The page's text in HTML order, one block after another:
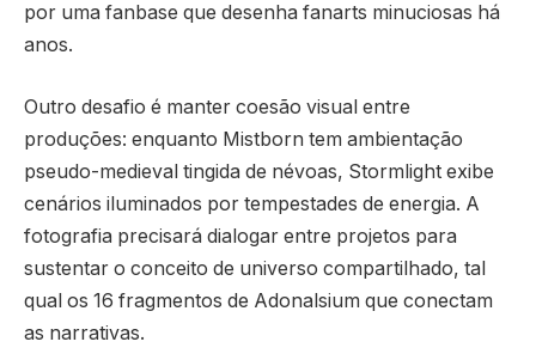
por uma fanbase que desenha fanarts minuciosas há
anos.
Outro desafio é manter coesão visual entre
produções: enquanto Mistborn tem ambientação
pseudo-medieval tingida de névoas, Stormlight exibe
cenários iluminados por tempestades de energia. A
fotografia precisará dialogar entre projetos para
sustentar o conceito de universo compartilhado, tal
qual os 16 fragmentos de Adonalsium que conectam
as narrativas.